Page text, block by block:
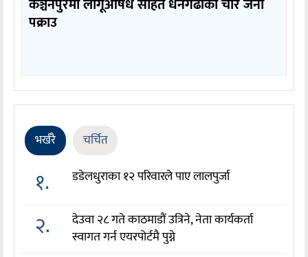
कञ्चनपुरमा लागूऔषध सहित धनगढीका चार जना
पक्राउ
भर्खरै चर्चित
१. डडेलधुराका १२ परिवारले पाए लालपुर्जा
२.
देउवा २८ गते काठमाडौं उत्रिने, नेता कार्यकर्ता
स्वागत गर्न एयरपोर्टमै पुग्ने